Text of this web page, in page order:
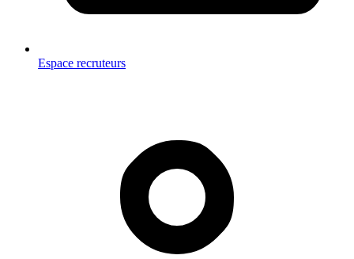
Espace recruteurs